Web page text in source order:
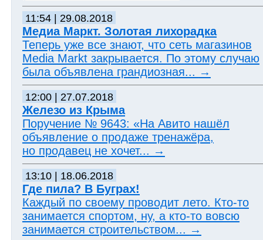
11:54 | 29.08.2018
Медиа Маркт. Золотая лихорадка
Теперь уже все знают, что сеть магазинов
Media Markt закрывается. По этому случаю
была объявлена грандиозная... →
12:00 | 27.07.2018
Железо из Крыма
Поручение № 9643: «На Авито нашёл
объявление о продаже тренажёра,
но продавец не хочет... →
13:10 | 18.06.2018
Где пила? В Буграх!
Каждый по своему проводит лето. Кто-то
занимается спортом, ну, а кто-то вовсю
занимается строительством... →